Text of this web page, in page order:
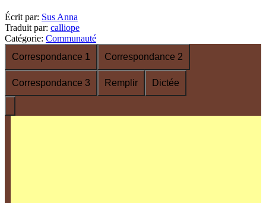
Écrit par: Sus Anna
Traduit par: calliope
Catégorie: Communauté
Correspondance 1
Correspondance 2
Correspondance 3 Remplir Dictée